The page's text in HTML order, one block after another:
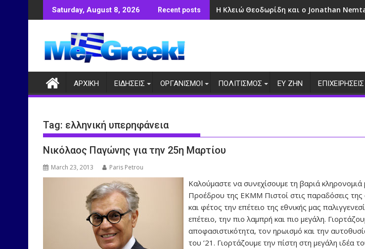
to
Saturday, August 8, 2026 Recent posts Η Κλειώ Θεοδωρίδη και ο Jonathan
ΑΡΧΙΚΗ ΕΙΔΗΣΕΙΣ ΟΡΓΑΝΙΣΜΟΙ ΠΟΛΙΤΙΣΜΟΣ ΕΥ ΖΗΝ ΕΠΙΧΕΙΡΗΣΕΙΣ
Tag: ελληνική υπερηφάνεια
Νικόλαος Παγώνης για την 25η Μαρτίου
March 23, 2013 Paris Petrou
Καλούμαστε να συνεχίσουμε τη βαριά
Προέδρου της ΕΚΜΜ Πιστοί στις παραδόσεις της
και φέτος την επέτειο της εθνικής μας
επέτειο, την πιο λαμπρή και πιο μεγάλη.
αποφασιστικότητα, τον ηρωισμό και την
του ’21. Γιορτάζουμε την πίστη στη μεγάλη ιδέα